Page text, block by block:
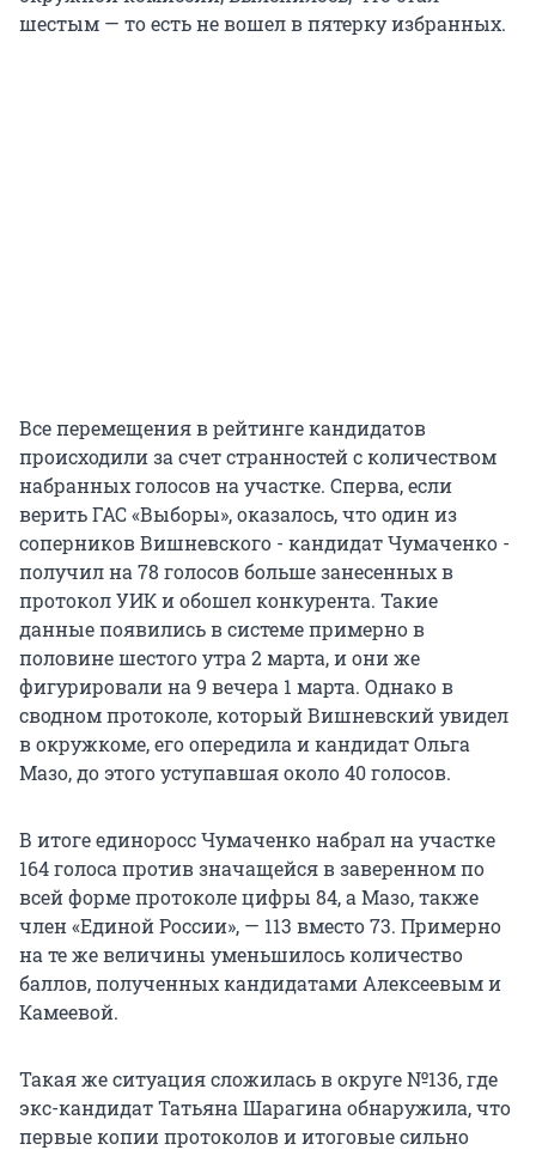
шестым — то есть не вошел в пятерку избранных.
Все перемещения в рейтинге кандидатов
происходили за счет странностей с количеством
набранных голосов на участке. Сперва, если
верить ГАС «Выборы», оказалось, что один из
соперников Вишневского - кандидат Чумаченко -
получил на 78 голосов больше занесенных в
протокол УИК и обошел конкурента. Такие
данные появились в системе примерно в
половине шестого утра 2 марта, и они же
фигурировали на 9 вечера 1 марта. Однако в
сводном протоколе, который Вишневский увидел
в окружкоме, его опередила и кандидат Ольга
Мазо, до этого уступавшая около 40 голосов.
В итоге единоросс Чумаченко набрал на участке
164 голоса против значащейся в заверенном по
всей форме протоколе цифры 84, а Мазо, также
член «Единой России», — 113 вместо 73. Примерно
на те же величины уменьшилось количество
баллов, полученных кандидатами Алексеевым и
Камеевой.
Такая же ситуация сложилась в округе №136, где
экс-кандидат Татьяна Шарагина обнаружила, что
первые копии протоколов и итоговые сильно